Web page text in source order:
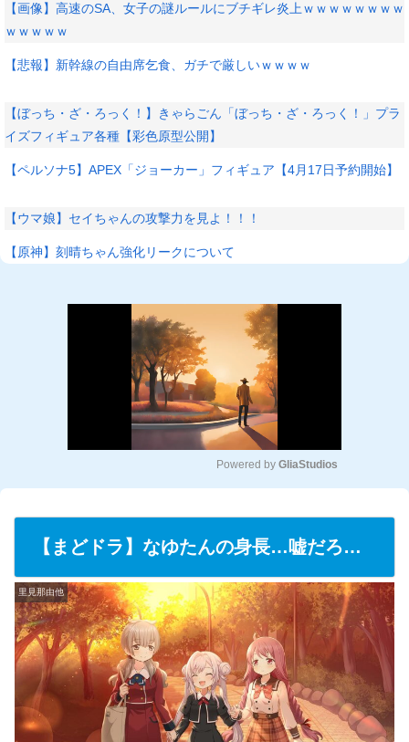
【画像】高速のSA、女子の謎ルールにブチギレ炎上ｗｗｗｗｗｗｗｗ
ｗｗｗｗｗ
【悲報】新幹線の自由席乞食、ガチで厳しいｗｗｗｗ
【ぼっち・ざ・ろっく！】きゃらごん「ぼっち・ざ・ろっく！」プラ
イズフィギュア各種【彩色原型公開】
【ペルソナ5】APEX「ジョーカー」フィギュア【4月17日予約開始】
【ウマ娘】セイちゃんの攻撃力を見よ！！！
【原神】刻晴ちゃん強化リークについて
u
e
Powered by GliaStudios
【まどドラ】なゆたんの身長…嘘だろ…
里見那由他